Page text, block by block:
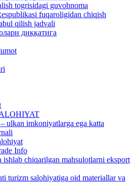
togrisidagi guvohnoma
fuqaroligidan chiqish
qilish jadvali
диққатига
ulkan imkoniyatlarga ega katta
Info
ishlab chiqarilgan mahsulotlarni eksport
turizm salohiyatiga oid materiallar va